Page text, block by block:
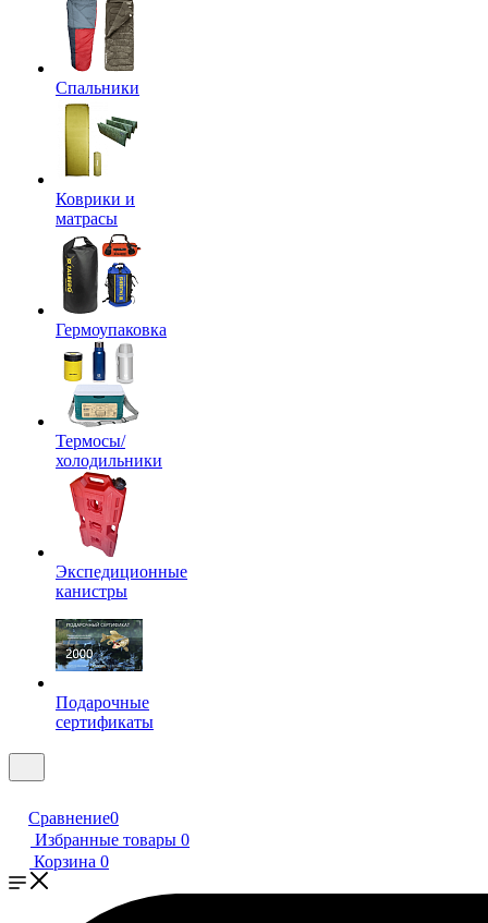
Спальники
Коврики и
матрасы
Гермоупаковка
Термосы/
холодильники
Экспедиционные
канистры
Подарочные
сертификаты
Сравнение0
Избранные товары 0
Корзина 0